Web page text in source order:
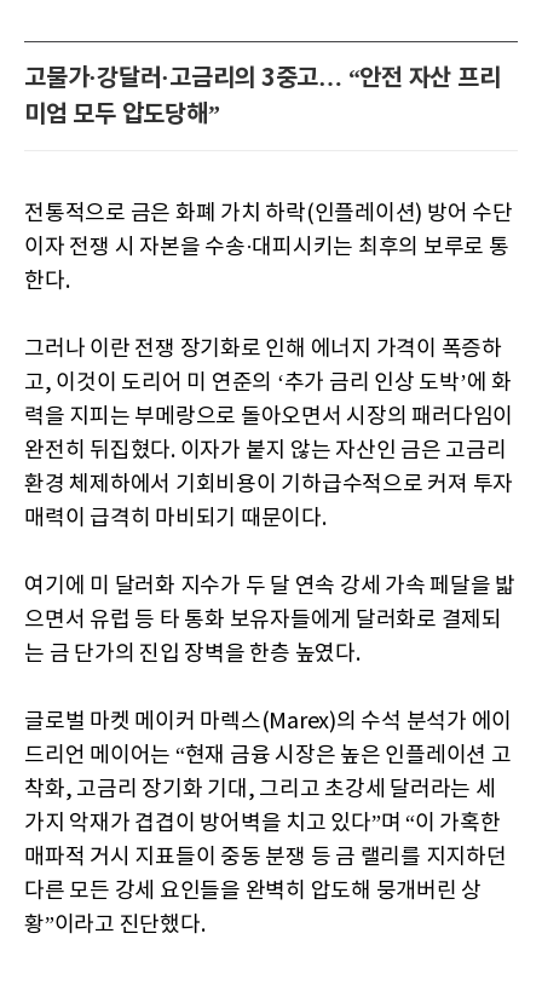
고물가·강달러·고금리의 3중고… “안전 자산 프리
미엄 모두 압도당해”
전통적으로 금은 화폐 가치 하락(인플레이션) 방어 수단
이자 전쟁 시 자본을 수송·대피시키는 최후의 보루로 통
한다.
그러나 이란 전쟁 장기화로 인해 에너지 가격이 폭증하
고, 이것이 도리어 미 연준의 ‘추가 금리 인상 도박’에 화
력을 지피는 부메랑으로 돌아오면서 시장의 패러다임이
완전히 뒤집혔다. 이자가 붙지 않는 자산인 금은 고금리
환경 체제하에서 기회비용이 기하급수적으로 커져 투자
매력이 급격히 마비되기 때문이다.
여기에 미 달러화 지수가 두 달 연속 강세 가속 페달을 밟
으면서 유럽 등 타 통화 보유자들에게 달러화로 결제되
는 금 단가의 진입 장벽을 한층 높였다.
글로벌 마켓 메이커 마렉스(Marex)의 수석 분석가 에이
드리언 메이어는 “현재 금융 시장은 높은 인플레이션 고
착화, 고금리 장기화 기대, 그리고 초강세 달러라는 세
가지 악재가 겹겹이 방어벽을 치고 있다”며 “이 가혹한
매파적 거시 지표들이 중동 분쟁 등 금 랠리를 지지하던
다른 모든 강세 요인들을 완벽히 압도해 뭉개버린 상
황”이라고 진단했다.